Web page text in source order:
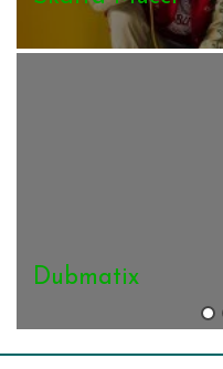
Jah Mason